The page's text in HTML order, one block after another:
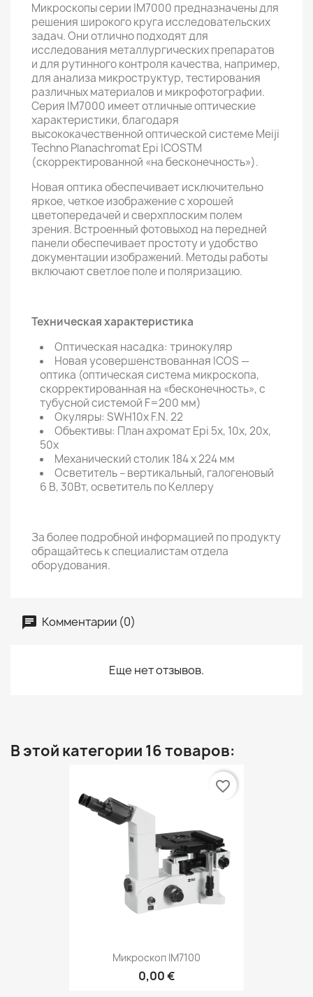
Микроскопы серии IM7000 предназначены для
решения широкого круга исследовательских
задач. Они отлично подходят для
исследования металлургических препаратов
и для рутинного контроля качества, например,
для анализа микроструктур, тестирования
различных материалов и микрофотографии.
Серия IM7000 имеет отличные оптические
характеристики, благодаря
высококачественной оптической системе Meiji
Techno Planachromat Epi ICOSTM
(скорректированной «на бесконечность»).
Новая оптика обеспечивает исключительно
яркое, четкое изображение с хорошей
цветопередачей и сверхплоским полем
зрения. Встроенный фотовыход на передней
панели обеспечивает простоту и удобство
документации изображений. Методы работы
включают светлое поле и поляризацию.
Техническая характеристика
Оптическая насадка: тринокуляр
Новая усовершенствованная ICOS —
оптика (оптическая система микроскопа,
скорректированная на «бесконечность», с
тубусной системой F=200 мм)
Окуляры: SWH10x F.N. 22
Объективы: План ахромат Epi 5x, 10x, 20x,
50x
Механический столик 184 x 224 мм
Осветитель – вертикальный, галогеновый
6 В, 30Вт, осветитель по Келлеру
За более подробной информацией по продукту
обращайтесь к специалистам отдела
оборудования.
Комментарии (0)
Еще нет отзывов.
В этой категории 16 товаров:
Микроскоп IM7100
0,00 €
favorite_border